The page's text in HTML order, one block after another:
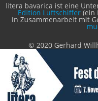
litera bavarica ist eine
Edition Luftschiffer(ein
in Zusammenarbeit mit
© 2020 Gerhard